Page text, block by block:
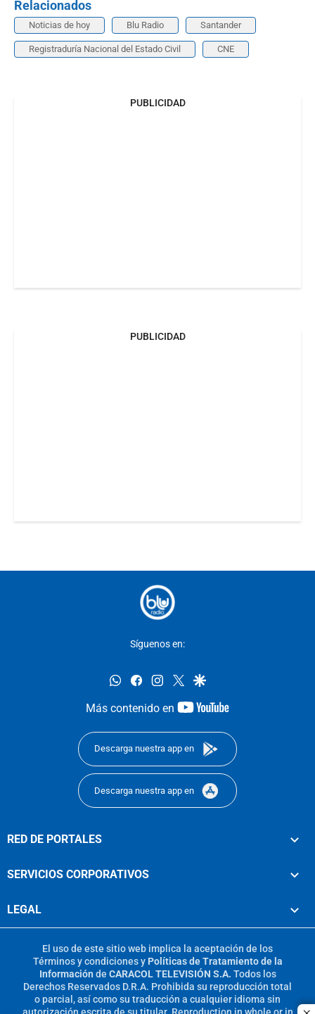
Relacionados
Noticias de hoy Blu Radio Santander
Registraduría Nacional del Estado Civil CNE
PUBLICIDAD
PUBLICIDAD
Síguenos en:
whatsappfacebookinstagram
twittergoogle
Más contenido en
youtube-
Descarga nuestra app en
Descarga nuestra app en
RED DE PORTALES
SERVICIOS CORPORATIVOS
LEGAL
El uso de este sitio web implica la aceptación de los
Términos y condicionesy Políticas de Tratamiento de la
Información de CARACOL TELEVISIÓN S.A. Todos los
Derechos Reservados D.R.A. Prohibida su reproducción total
o parcial, así como su traducción a cualquier idioma sin